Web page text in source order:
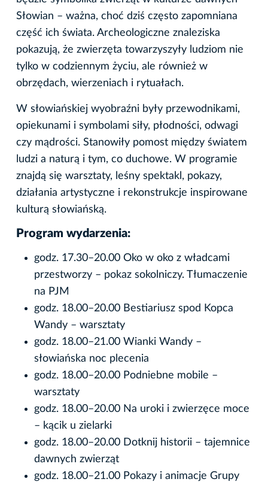
Słowian – ważna, choć dziś często zapomniana
część ich świata. Archeologiczne znaleziska
pokazują, że zwierzęta towarzyszyły ludziom nie
tylko w codziennym życiu, ale również w
obrzędach, wierzeniach i rytuałach.
W słowiańskiej wyobraźni były przewodnikami,
opiekunami i symbolami siły, płodności, odwagi
czy mądrości. Stanowiły pomost między światem
ludzi a naturą i tym, co duchowe. W programie
znajdą się warsztaty, leśny spektakl, pokazy,
działania artystyczne i rekonstrukcje inspirowane
kulturą słowiańską.
Program wydarzenia:
godz. 17.30–20.00 Oko w oko z władcami
przestworzy – pokaz sokolniczy. Tłumaczenie
na PJM
godz. 18.00–20.00 Bestiariusz spod Kopca
Wandy – warsztaty
godz. 18.00–21.00 Wianki Wandy –
słowiańska noc plecenia
godz. 18.00–20.00 Podniebne mobile –
warsztaty
godz. 18.00–20.00 Na uroki i zwierzęce moce
– kącik u zielarki
godz. 18.00–20.00 Dotknij historii – tajemnice
dawnych zwierząt
godz. 18.00–21.00 Pokazy i animacje Grupy